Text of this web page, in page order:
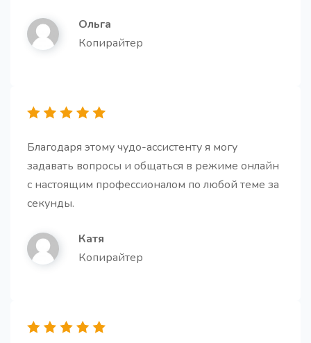
Генератор историй
Получите увлекательные и убедительные истории.
Персональный email
Получите готовое email письмо на все случаи
жизни и работы.
Ольга
Копирайтер
Благодаря этому чудо-ассистенту я могу
задавать вопросы и общаться в режиме онлайн
с настоящим профессионалом по любой теме за
секунды.
Катя
Копирайтер